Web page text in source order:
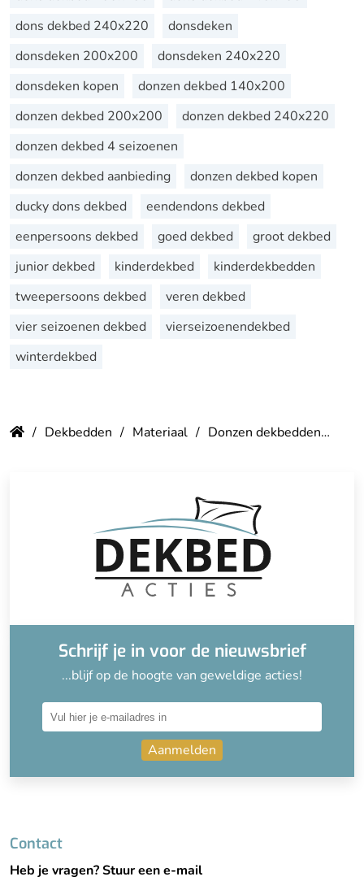
dons dekbed 240x220
donsdeken
donsdeken 200x200
donsdeken 240x220
donsdeken kopen
donzen dekbed 140x200
donzen dekbed 200x200
donzen dekbed 240x220
donzen dekbed 4 seizoenen
donzen dekbed aanbieding
donzen dekbed kopen
ducky dons dekbed
eendendons dekbed
eenpersoons dekbed
goed dekbed
groot dekbed
junior dekbed
kinderdekbed
kinderdekbedden
tweepersoons dekbed
veren dekbed
vier seizoenen dekbed
vierseizoenendekbed
winterdekbed
Dekbedden Materiaal Donzen dekbedden
Schrijf je in voor de nieuwsbrief
...blijf op de hoogte van geweldige acties!
Aanmelden
Contact
Heb je vragen? Stuur een e-mail